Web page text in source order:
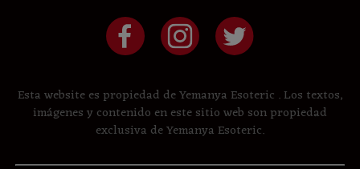
Esta website es propiedad de Yemanya Esoteric . Los textos,
imágenes y contenido en este sitio web son propiedad
exclusiva de Yemanya Esoteric.